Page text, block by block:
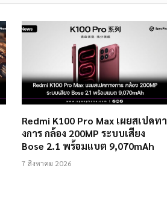
Redmi K100 Pro Max เผยสเปคทา
งการ กล้อง 200MP ระบบเสียง
Bose 2.1 พร้อมแบต 9,070mAh
7 สิงหาคม 2026